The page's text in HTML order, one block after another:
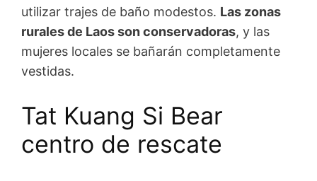
utilizar trajes de baño modestos. Las zonas
rurales de Laos son conservadoras, y las
mujeres locales se bañarán completamente
vestidas.
Tat Kuang Si Bear
centro de rescate